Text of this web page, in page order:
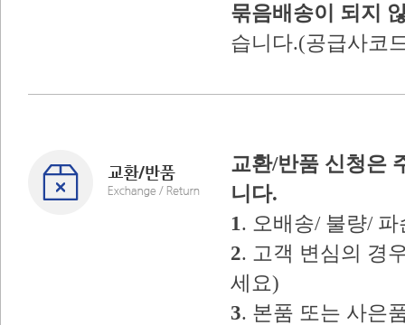
묶음배송이 되지
습니다.(공급사코
교환/반품 신청은
니다.
1. 오배송/ 불량/
2. 고객 변심의 경
세요)
3. 본품 또는 사은